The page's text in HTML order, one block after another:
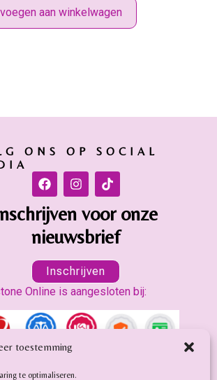
toestemming
te optimaliseren.
aan winkelwagen
ONS OP SOCIAL
voor onze
nieuwsbrief
Inschrijven
Online is aangesloten bij: